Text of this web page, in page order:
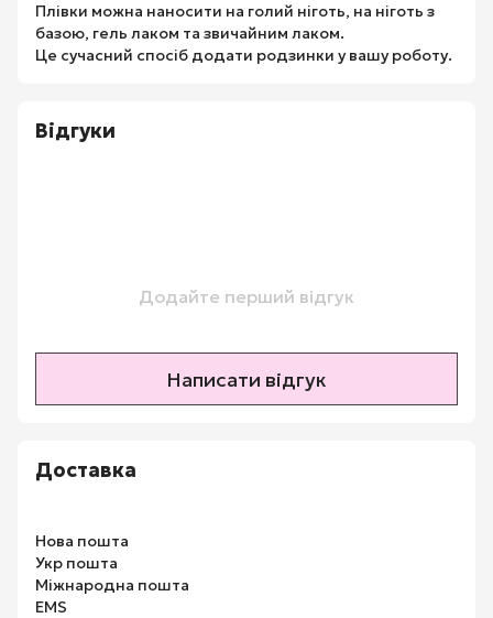
Плівки можна наносити на голий ніготь, на ніготь з
базою, гель лаком та звичайним лаком.
Це сучасний спосіб додати родзинки у вашу роботу.
Відгуки
Додайте перший відгук
Написати відгук
Доставка
Нова пошта
Укр пошта
Міжнародна пошта
EMS